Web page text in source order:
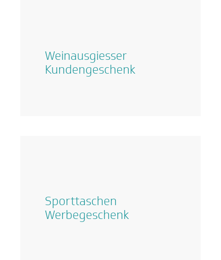
Weinausgiesser
Kundengeschenk
Sporttaschen
Werbegeschenk